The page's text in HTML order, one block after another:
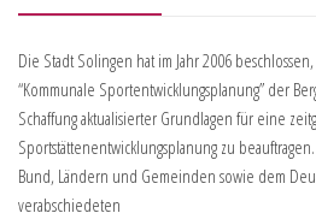
Die Stadt Solingen hat im Jahr 2006
“Kommunale Sportentwicklungsplanung” der
Schaffung aktualisierter Grundlagen für eine
Sportstättenentwicklungsplanung zu
Bund, Ländern und Gemeinden sowie dem
verabschiedeten